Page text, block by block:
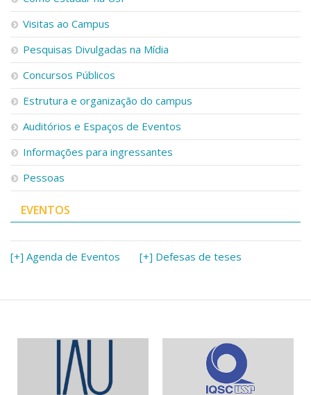
Extensão à Comunidade
Projetos, Programas e Cursos
Artes, Cultura e Esportes
Museus e Espaços Interativos
Serviços
Bibliotecas
Apoio ao Estudante
Segurança, Trânsito e Prevenção
RH, Administrativo e Financeiro
Outros serviços
Comunicação
Assessorias e Mídias
Aplicativos e Sites
Jornal da USP
Agenda de Eventos
Visitas ao Campus
Pesquisas Divulgadas na Mídia
Concursos Públicos
Estrutura e organização do campus
Auditórios e Espaços de Eventos
Informações para ingressantes
Pessoas
EVENTOS
[+] Agenda de Eventos [+] Defesas de teses